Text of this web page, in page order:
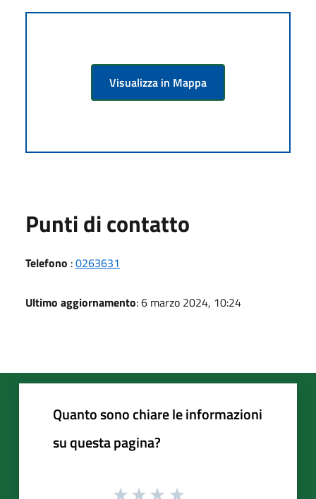
Visualizza in Mappa
Punti di contatto
Telefono :0263631
Ultimo aggiornamento: 6 marzo 2024, 10:24
Quanto sono chiare le informazioni
su questa pagina?